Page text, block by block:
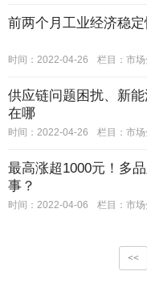
前两个月工业经济稳
时间：2022-04-26 栏目： 市
供应链问题困扰、新
在哪
时间：2022-04-26 栏目： 市
最高涨超1000元！多
事？
时间：2022-04-06 栏目： 市
<<